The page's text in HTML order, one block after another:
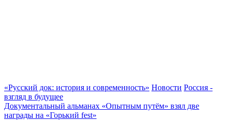
«Русский док: история и современность» Новости Россия -
взгляд в будущее
Документальный альманах «Опытным путём» взял две
награды на «Горький fest»